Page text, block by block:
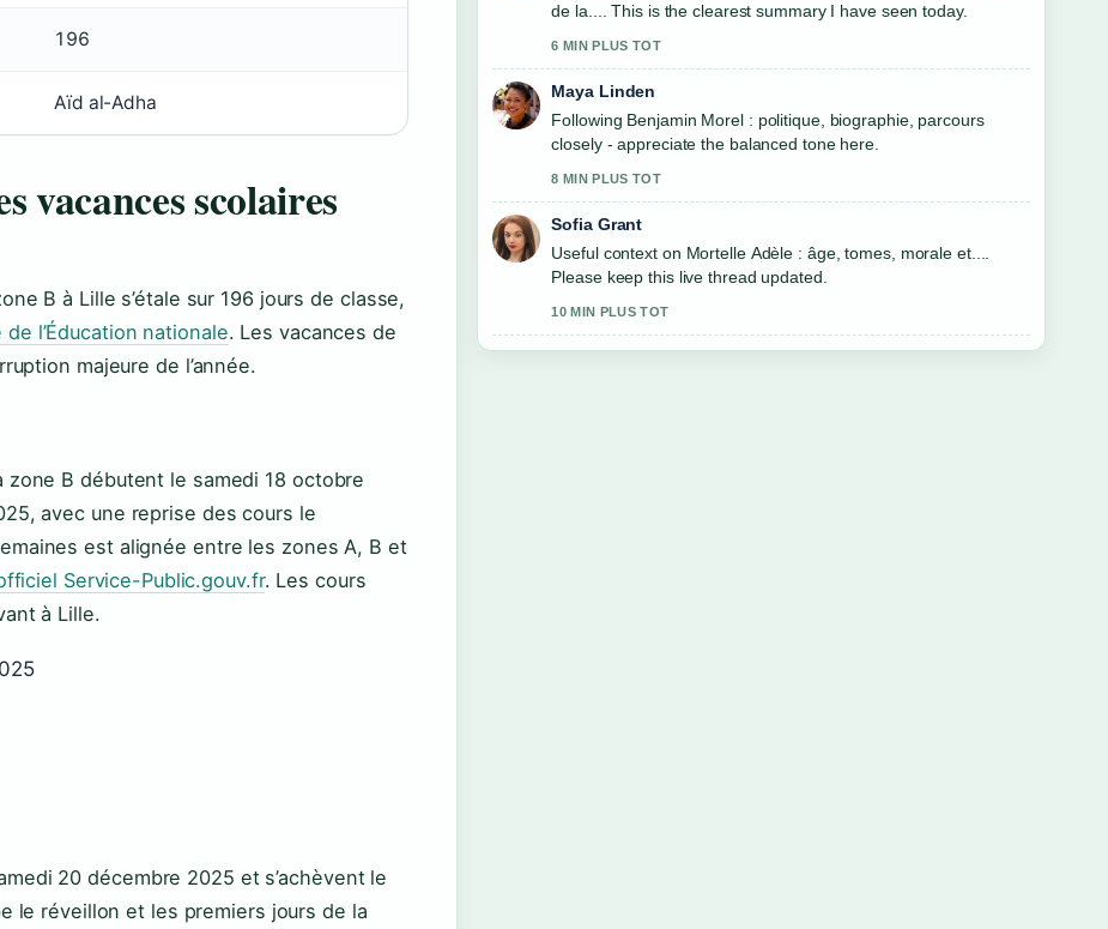
196
Aïd al-Adha
vacances scolaires
B à Lille s’étale sur 196 jours de classe,
l’Éducation nationale. Les vacances de
majeure de l’année.
B débutent le samedi 18 octobre
avec une reprise des cours le
est alignée entre les zones A, B et
Service-Public.gouv.fr. Les cours
à Lille.
20 décembre 2025 et s’achèvent le
le réveillon et les premiers jours de la
de la.... This is the clearest summary I have seen today.
6 MIN PLUS TOT
Maya Linden
Following Benjamin Morel : politique, biographie, parcours
closely - appreciate the balanced tone here.
8 MIN PLUS TOT
Sofia Grant
Useful context on Mortelle Adèle : âge, tomes, morale et....
Please keep this live thread updated.
10 MIN PLUS TOT